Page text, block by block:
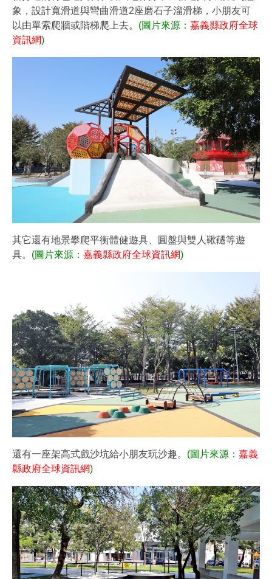
象，設計寬滑道與彎曲滑道2座磨石子溜滑梯，小朋友可
以由單索爬牆或階梯爬上去。 (圖片來源： 嘉義縣政府全球
資訊網)
其它還有地景攀爬平衡體健遊具、圓盤與雙人鞦韆等遊
具。 (圖片來源： 嘉義縣政府全球資訊網)
還有一座架高式戲沙坑給小朋友玩沙趣。 (圖片來源： 嘉義
縣政府全球資訊網)